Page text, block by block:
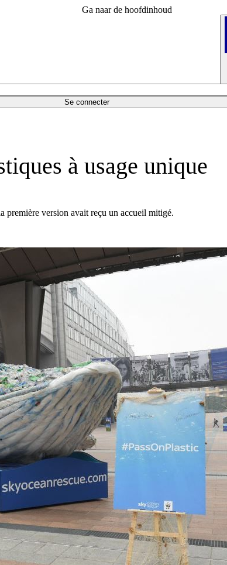
Ga naar de hoofdinhoud
Se connecter
à usage unique
première version avait reçu un accueil mitigé.